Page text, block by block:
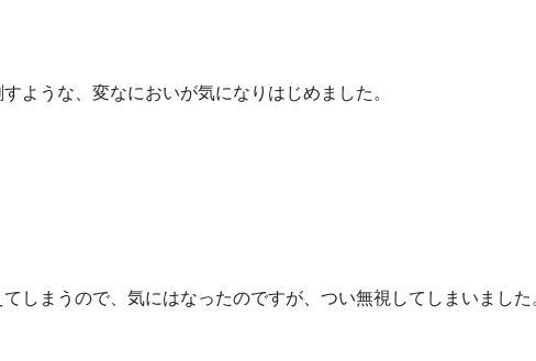
うな、変なにおいが気になりはじめました。
しまうので、気にはなったのですが、つい無視してしまいました